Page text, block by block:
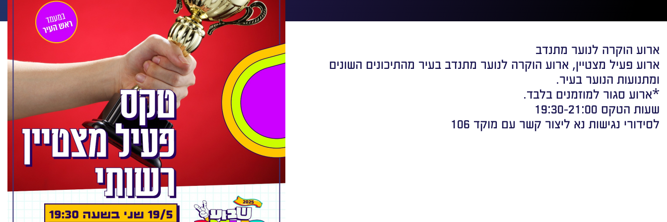
ארוע הוקרה לנוער מתנדב
ארוע פעיל מצטיין, ארוע הוקרה לנוער מתנדב בעיר מהתיכונים השונים
ומתנועות הנוער בעיר.
*ארוע סגור למוזמנים בלבד.
שעות הטקס 19:30-21:00
לסידורי נגישות נא ליצור קשר עם מוקד 106